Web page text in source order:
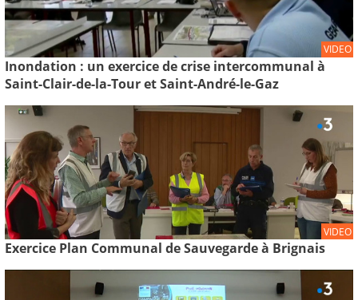
VIDEO
Inondation : un exercice de crise intercommunal à
Saint-Clair-de-la-Tour et Saint-André-le-Gaz
VIDEO
Exercice Plan Communal de Sauvegarde à Brignais